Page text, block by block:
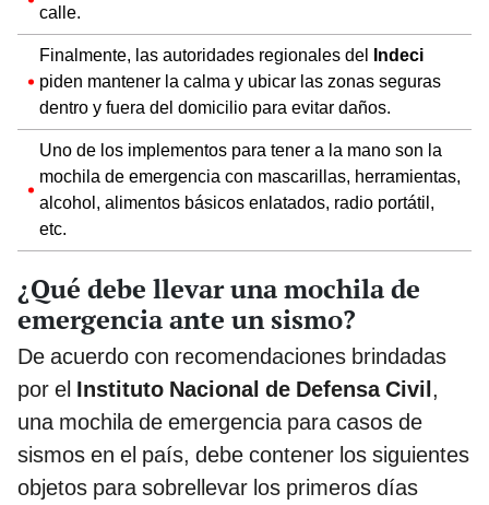
calle.
Finalmente, las autoridades regionales del Indeci
piden mantener la calma y ubicar las zonas seguras
dentro y fuera del domicilio para evitar daños.
Uno de los implementos para tener a la mano son la
mochila de emergencia con mascarillas, herramientas,
alcohol, alimentos básicos enlatados, radio portátil,
etc.
¿Qué debe llevar una mochila de
emergencia ante un sismo?
De acuerdo con recomendaciones brindadas
por el Instituto Nacional de Defensa Civil,
una mochila de emergencia para casos de
sismos en el país, debe contener los siguientes
objetos para sobrellevar los primeros días